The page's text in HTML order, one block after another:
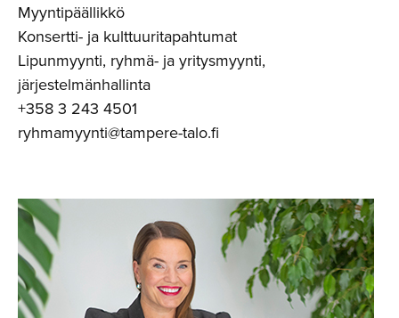
Myyntipäällikkö
Konsertti- ja kulttuuritapahtumat
Lipunmyynti, ryhmä- ja yritysmyynti,
järjestelmänhallinta
+358 3 243 4501
ryhmamyynti@tampere-talo.fi